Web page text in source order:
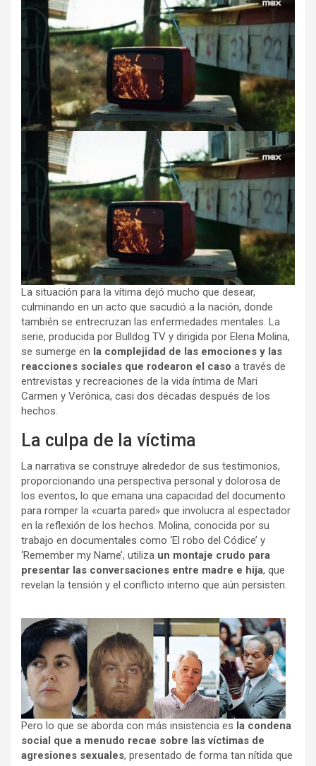
La situación para la vítima dejó mucho que desear,
culminando en un acto que sacudió a la nación, donde
también se entrecruzan las enfermedades mentales. La
serie, producida por Bulldog TV y dirigida por Elena Molina,
se sumerge en la complejidad de las emociones y las
reacciones sociales que rodearon el caso a través de
entrevistas y recreaciones de la vida íntima de Mari
Carmen y Verónica, casi dos décadas después de los
hechos.
La culpa de la víctima
La narrativa se construye alrededor de sus testimonios,
proporcionando una perspectiva personal y dolorosa de
los eventos, lo que emana una capacidad del documento
para romper la «cuarta pared» que involucra al espectador
en la reflexión de los hechos. Molina, conocida por su
trabajo en documentales como ‘El robo del Códice’ y
‘Remember my Name’, utiliza un montaje crudo para
presentar las conversaciones entre madre e hija, que
revelan la tensión y el conflicto interno que aún persisten.
Pero lo que se aborda con más insistencia es la condena
social que a menudo recae sobre las víctimas de
agresiones sexuales, presentado de forma tan nítida que